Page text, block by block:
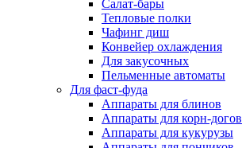
Салат-бары
Тепловые полки
Чафинг диш
Конвейер охлаждения
Для закусочных
Пельменные автоматы
Для фаст-фуда
Аппараты для блинов
Аппараты для корн-догов
Аппараты для кукурузы